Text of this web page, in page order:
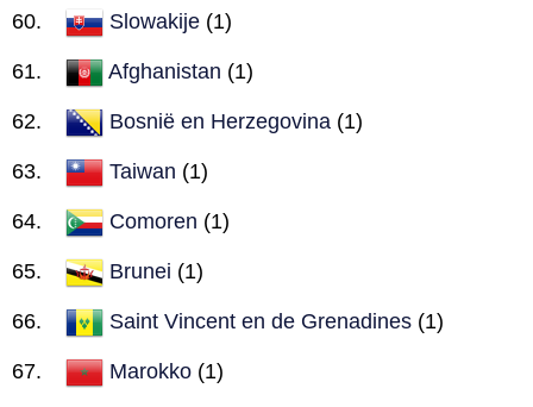
Slowakije (1)
Afghanistan (1)
Bosnië en Herzegovina (1)
Taiwan (1)
Comoren (1)
Brunei (1)
Saint Vincent en de Grenadines (1)
Marokko (1)